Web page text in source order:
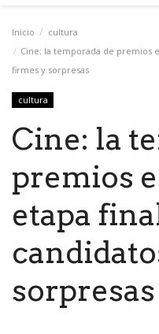
Inicio
cultura
Cine: la temporada de premios
firmes y sorpresas
cultura
Cine: la
premios
etapa
sorpresas